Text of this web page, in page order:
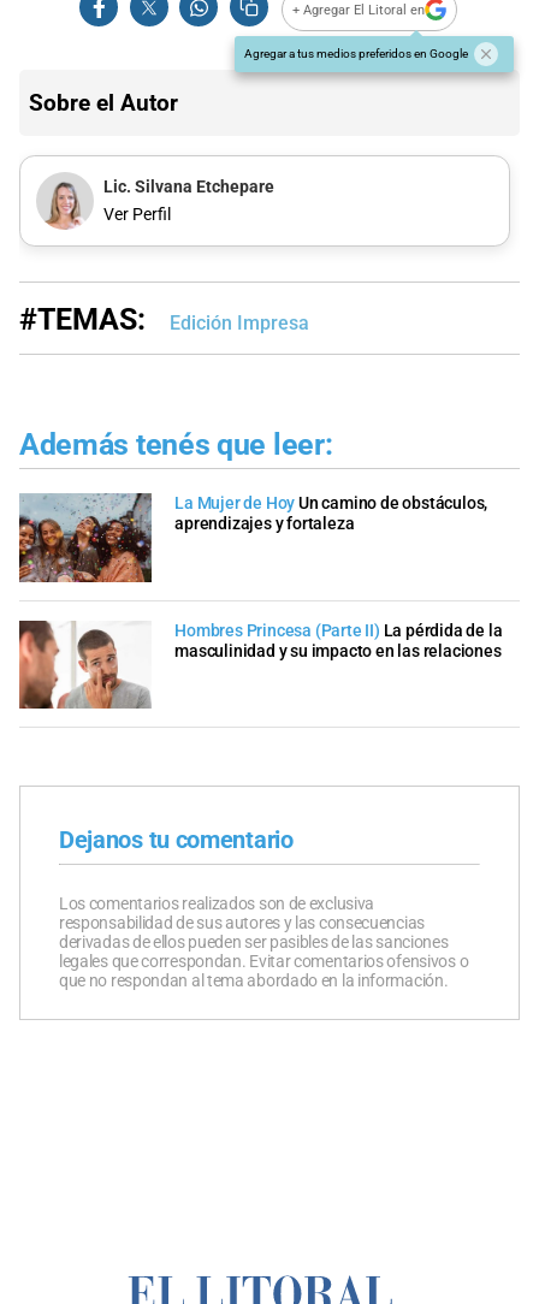
+ Agregar El Litoral en
Agregar a tus medios preferidos en Google
Sobre el Autor
Lic. Silvana Etchepare
Ver Perfil
#TEMAS: Edición Impresa
Además tenés que leer:
La Mujer de HoyUn camino de obstáculos,
aprendizajes y fortaleza
Hombres Princesa (Parte II) La pérdida de la
masculinidad y su impacto en las relaciones
Dejanos tu comentario
Los comentarios realizados son de exclusiva
responsabilidad de sus autores y las consecuencias
derivadas de ellos pueden ser pasibles de las sanciones
legales que correspondan. Evitar comentarios ofensivos o
que no respondan al tema abordado en la información.